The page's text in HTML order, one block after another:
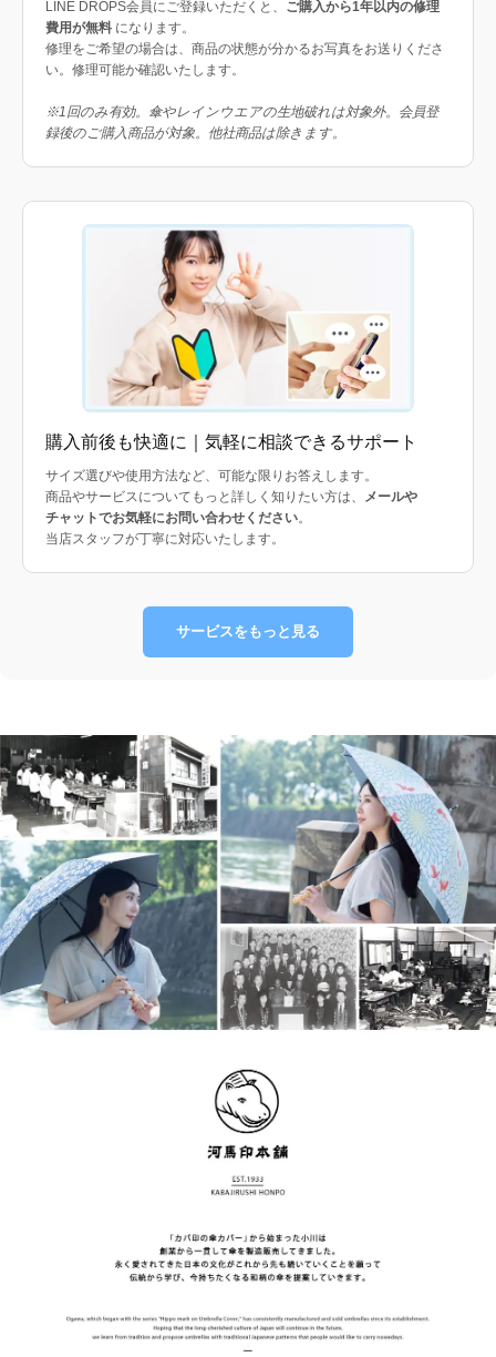
LINE DROPS会員にご登録いただくと、 ご購入から1年以内の修理
費用が無料 になります。
修理をご希望の場合は、商品の状態が分かるお写真をお送りくださ
い。修理可能か確認いたします。
※1回のみ有効。傘やレインウエアの生地破れは対象外。会員登
録後のご購入商品が対象。他社商品は除きます。
購入前後も快適に｜気軽に相談できるサポート
サイズ選びや使用方法など、可能な限りお答えします。
商品やサービスについてもっと詳しく知りたい方は、
メールや
チャットでお気軽にお問い合わせください。
当店スタッフが丁寧に対応いたします。
サービスをもっと見る